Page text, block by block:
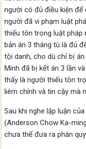
người có đủ điều kiện
người đã vi phạm luật
thiếu tôn trọng luật pháp
bản án 3 tháng tù là đủ
tội danh, cho dù chỉ bị
Minh đã bị kết án 3 lần
thấy là người thiếu tôn
liêm chính và tin cậy mà
Sau khi nghe lập luận
(Anderson Chow Ka-
chưa thể đưa ra phán